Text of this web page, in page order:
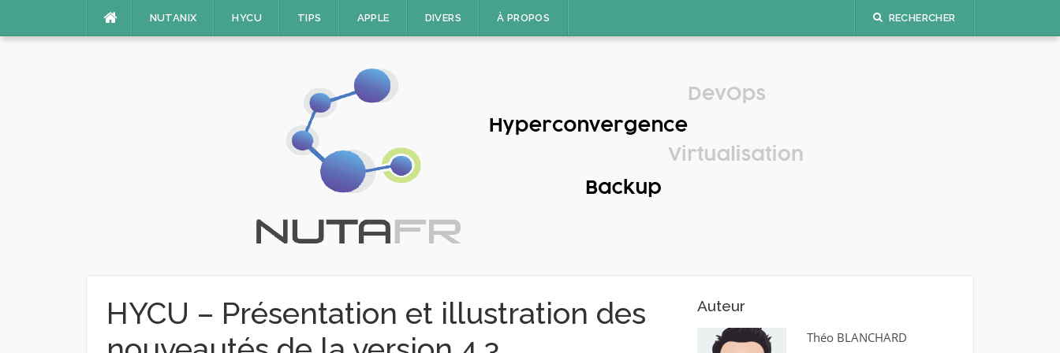
NUTANIX HYCU TIPS APPLE DIVERS À PROPOS RECHERCHER
HYCU – Présentation et illustration des
Auteur
Théo BLANCHARD